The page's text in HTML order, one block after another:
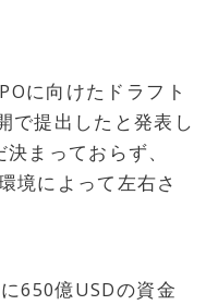
に向けたドラフト
で提出したと発表し
まっておらず、
境によって左右さ
650億USDの資金